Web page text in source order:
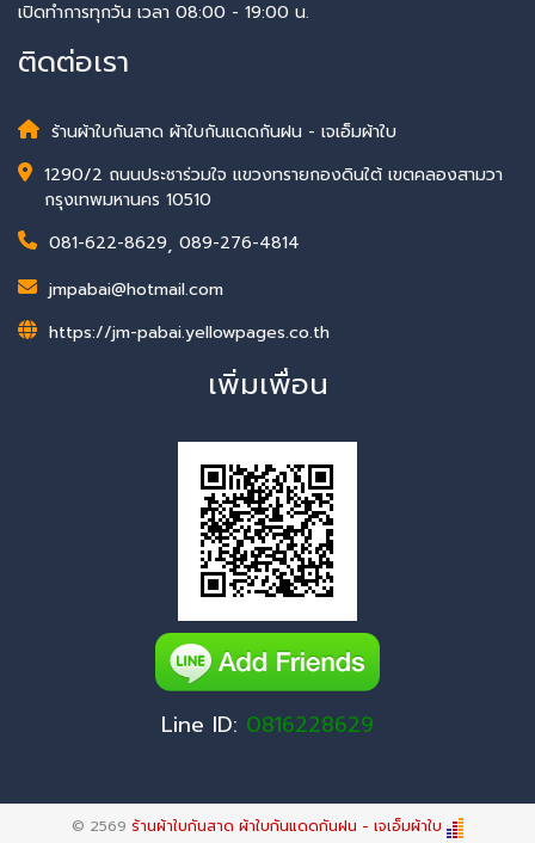
เปิดทำการทุกวัน เวลา 08:00 - 19:00 น.
ติดต่อเรา
ร้านผ้าใบกันสาด ผ้าใบกันแดดกันฝน - เจเอ็มผ้าใบ
1290/2 ถนนประชาร่วมใจ แขวงทรายกองดินใต้ เขตคลองสามวา
กรุงเทพมหานคร 10510
081-622-8629, 089-276-4814
jmpabai@hotmail.com
https://jm-pabai.yellowpages.co.th
เพิ่มเพื่อน
Line ID: 0816228629
© 2569 ร้านผ้าใบกันสาด ผ้าใบกันแดดกันฝน - เจเอ็มผ้าใบ